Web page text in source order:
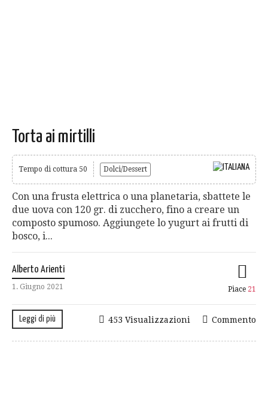
Torta ai mirtilli
Tempo di cottura 50 Dolci/Dessert
Con una frusta elettrica o una planetaria, sbattete le
due uova con 120 gr. di zucchero, fino a creare un
composto spumoso. Aggiungete lo yugurt ai frutti di
bosco, i...
Alberto Arienti
1. Giugno 2021 Piace 21
Leggi di più Commento
453 Visualizzazioni